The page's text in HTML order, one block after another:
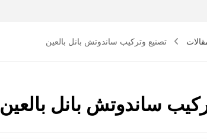
تصنيع وتركيب ساندوتش بانل بالعين
ساندوتش بانل بالعين